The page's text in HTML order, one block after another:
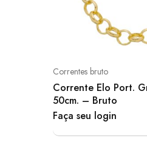
Correntes bruto
Corrente Elo Port.
50cm. – Bruto
Faça seu login